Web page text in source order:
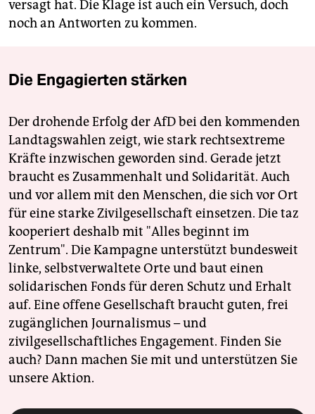
versagt hat. Die Klage ist auch ein Versuch, doch
noch an Antworten zu kommen.
Die Engagierten stärken
Der drohende Erfolg der AfD bei den kommenden
Landtagswahlen zeigt, wie stark rechtsextreme
Kräfte inzwischen geworden sind. Gerade jetzt
braucht es Zusammenhalt und Solidarität. Auch
und vor allem mit den Menschen, die sich vor Ort
für eine starke Zivilgesellschaft einsetzen. Die taz
kooperiert deshalb mit "Alles beginnt im
Zentrum". Die Kampagne unterstützt bundesweit
linke, selbstverwaltete Orte und baut einen
solidarischen Fonds für deren Schutz und Erhalt
auf. Eine offene Gesellschaft braucht guten, frei
zugänglichen Journalismus – und
zivilgesellschaftliches Engagement. Finden Sie
auch? Dann machen Sie mit und unterstützen Sie
unsere Aktion.